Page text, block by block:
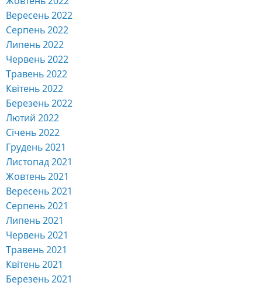
Вересень 2022
Серпень 2022
Липень 2022
Червень 2022
Травень 2022
Квітень 2022
Березень 2022
Лютий 2022
Січень 2022
Грудень 2021
Листопад 2021
Жовтень 2021
Вересень 2021
Серпень 2021
Липень 2021
Червень 2021
Травень 2021
Квітень 2021
Березень 2021